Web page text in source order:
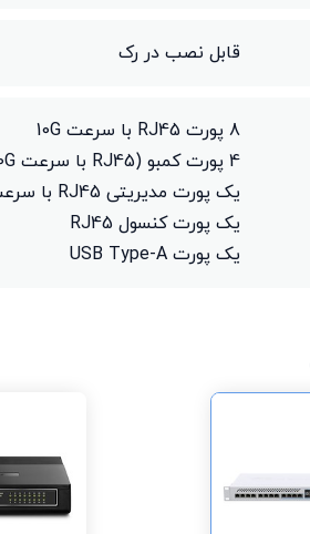
قابل نصب در رک
8 پورت RJ45 با سرعت 10G
4 پورت کمبو (RJ45 با سرعت 10G یا +SFP با سرعت 10G)
یک پورت مدیریتی RJ45 با سرعت 100 مگابیت بر ثانیه
یک پورت کنسول RJ45
یک پورت USB Type-A